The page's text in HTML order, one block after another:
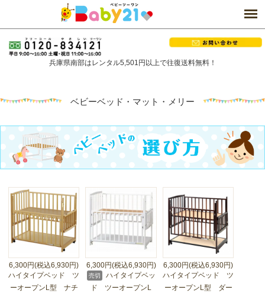
兵庫県南部はレンタル5,501円以上で往復送料無料！
ベビーベッド・マット・メリー
6,300円(税込6,930円)
ハイタイプベッド ツ
ーオープンL型 ナチ
6,300円(税込6,930円)
売切
ハイタイプベッ
ド ツーオープンL
6,300円(税込6,930円)
ハイタイプベッド ツ
ーオープンL型 ダー